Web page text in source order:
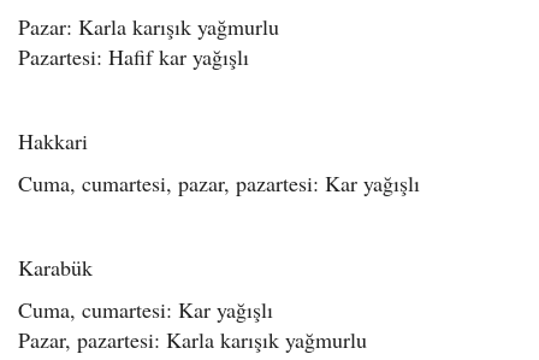
Pazar: Karla karışık yağmurlu
Pazartesi: Hafif kar yağışlı
Hakkari
Cuma, cumartesi, pazar, pazartesi: Kar yağışlı
Karabük
Cuma, cumartesi: Kar yağışlı
Pazar, pazartesi: Karla karışık yağmurlu